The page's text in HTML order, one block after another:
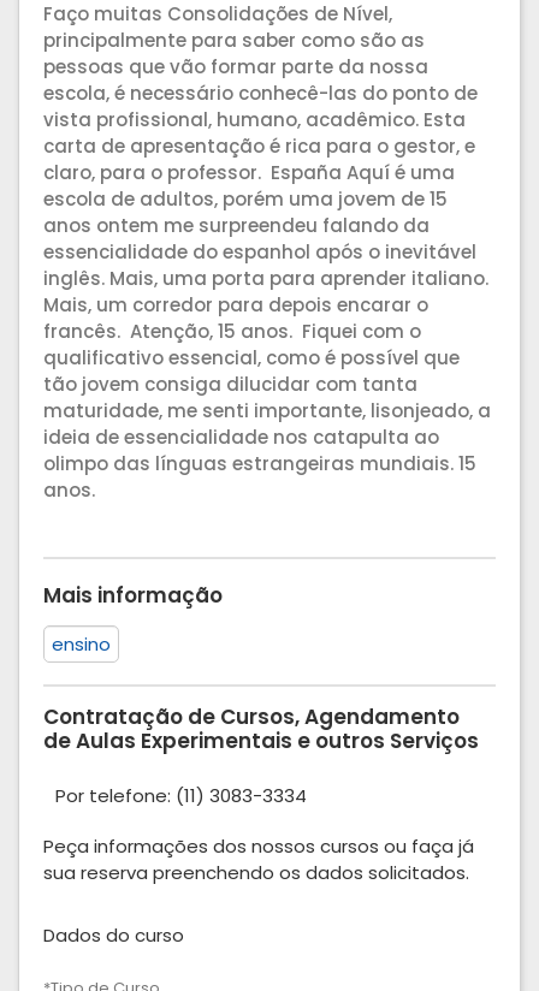
Faço muitas Consolidações de Nível,
principalmente para saber como são as
pessoas que vão formar parte da nossa
escola, é necessário conhecê-las do ponto de
vista profissional, humano, acadêmico. Esta
carta de apresentação é rica para o gestor, e
claro, para o professor. España Aquí é uma
escola de adultos, porém uma jovem de 15
anos ontem me surpreendeu falando da
essencialidade do espanhol após o inevitável
inglês. Mais, uma porta para aprender italiano.
Mais, um corredor para depois encarar o
francês. Atenção, 15 anos. Fiquei com o
qualificativo essencial, como é possível que
tão jovem consiga dilucidar com tanta
maturidade, me senti importante, lisonjeado, a
ideia de essencialidade nos catapulta ao
olimpo das línguas estrangeiras mundiais. 15
anos.
Mais informação
ensino
Contratação de Cursos, Agendamento
de Aulas Experimentais e outros Serviços
Por telefone: (11) 3083-3334
Peça informações dos nossos cursos ou faça já
sua reserva preenchendo os dados solicitados.
Dados do curso